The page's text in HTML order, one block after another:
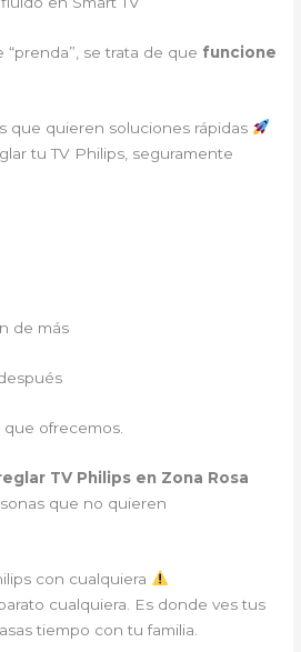
se trata de que funcione
que quieren soluciones rápidas
tu TV Philips, seguramente
de más
ofrecemos.
TV Philips en Zona Rosa
que no quieren
con cualquiera
cualquiera. Es donde ves tus
tiempo con tu familia.